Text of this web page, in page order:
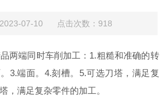
2023-07-10 点击次数：918
两端同时车削加工：1.粗糙和准确的转
3.端面。4.刻槽。5.可选刀塔，满足复
，满足复杂零件的加工。